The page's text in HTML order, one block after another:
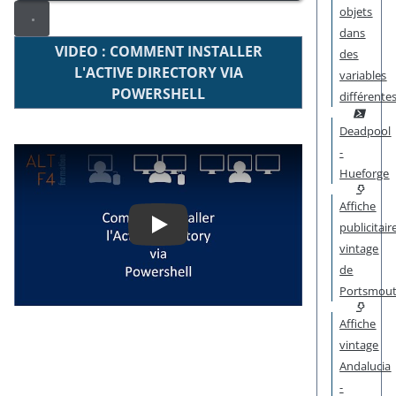
VIDEO : COMMENT INSTALLER
L'ACTIVE DIRECTORY VIA
POWERSHELL
Play
objets
dans
des
variables
Deadpool
-
Hueforge
Affiche
vintage
de
Affiche
vintage
Andalucia
-